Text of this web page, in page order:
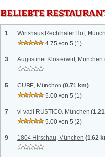
BELIEBTE
1
Wirtshaus Rechthaler Hof,
4.75 von 5 (1)
3 Augustiner Klosterwirt, München
5 CUBE, München (0.71 km)
5.00 von 5 (1)
7 vi vadi RUSTICO, München
5.00 von 5 (2)
9 1804 Hirschau, München (1.62